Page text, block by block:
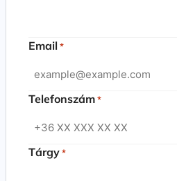
Email *
Telefonszám *
Tárgy *